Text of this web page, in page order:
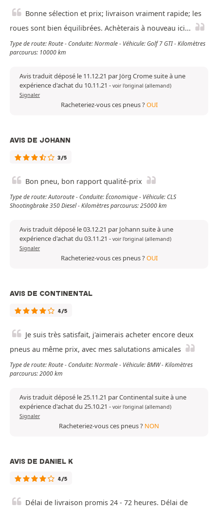
Bonne sélection et prix; livraison vraiment rapide; les
roues sont bien équilibrées. Achèterais à nouveau ici...
Type de route: Route - Conduite: Normale - Véhicule: Golf 7 GTI - Kilomètres
parcourus: 10000 km
Avis traduit déposé le 11.12.21 par Jörg Crome suite à une
expérience d'achat du 10.11.21 - voir l'original (allemand)
Signaler
Racheteriez-vous ces pneus ?OUI
AVIS DE JOHANN
3/5
Bon pneu, bon rapport qualité-prix
Type de route: Autoroute - Conduite: Économique - Véhicule: CLS
Shootingbrake 350 Diesel - Kilomètres parcourus: 25000 km
Avis traduit déposé le 03.12.21 par Johann suite à une
expérience d'achat du 03.11.21 - voir l'original (allemand)
Signaler
Racheteriez-vous ces pneus ?OUI
AVIS DE CONTINENTAL
4/5
Je suis très satisfait, j'aimerais acheter encore deux
pneus au même prix, avec mes salutations amicales
Type de route: Route - Conduite: Normale - Véhicule: BMW - Kilomètres
parcourus: 2000 km
Avis traduit déposé le 25.11.21 par Continental suite à une
expérience d'achat du 25.10.21 - voir l'original (allemand)
Signaler
Racheteriez-vous ces pneus ? NON
AVIS DE DANIEL K
4/5
Délai de livraison promis 24 - 72 heures. Délai de